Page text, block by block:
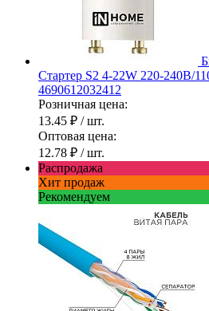
Стартер S2 4-22W 220-240В/
4690612032412
Розничная цена:
13.45 ₽ / шт.
Оптовая цена:
12.78 ₽ / шт.
Распродажа
Хит продаж
Рекомендуем